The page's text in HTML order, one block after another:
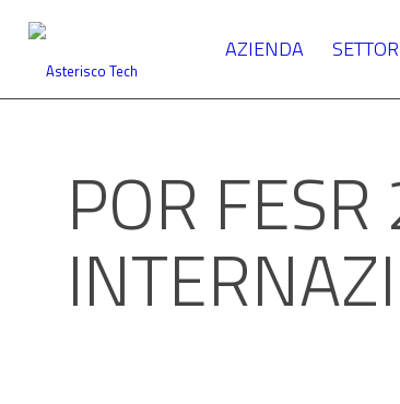
AZIENDA
POR